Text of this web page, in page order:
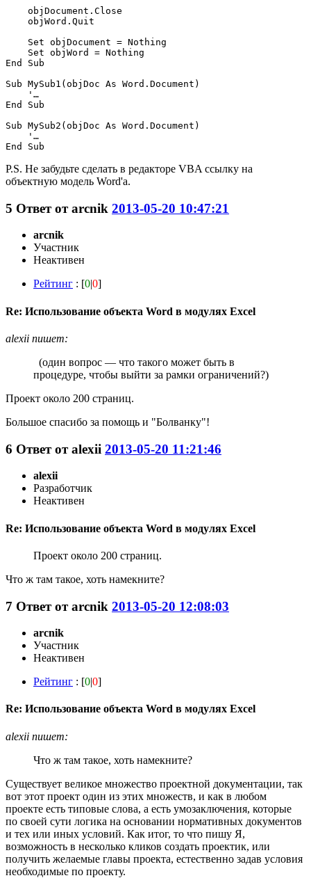
    objDocument.Close
    objWord.Quit
    Set objDocument = Nothing
    Set objWord = Nothing
End Sub
Sub MySub1(objDoc As Word.Document)
    '…
End Sub
Sub MySub2(objDoc As Word.Document)
    '…
P.S. Не забудьте сделать в редакторе VBA ссылку на
объектную модель Word'а.
5 Ответ отarcnik 2013-05-20 10:47:21
arcnik
Участник
Неактивен
Рейтинг : [0|0]
Re: Использование объекта Word в модулях Excel
alexii пишет:
(один вопрос — что такого может быть в
процедуре, чтобы выйти за рамки ограничений?)
Проект около 200 страниц.
Большое спасибо за помощь и "Болванку"!
6 Ответ отalexii 2013-05-20 11:21:46
alexii
Разработчик
Неактивен
Re: Использование объекта Word в модулях Excel
Проект около 200 страниц.
Что ж там такое, хоть намекните?
7 Ответ отarcnik 2013-05-20 12:08:03
arcnik
Участник
Неактивен
Рейтинг : [0|0]
Re: Использование объекта Word в модулях Excel
alexii пишет:
Что ж там такое, хоть намекните?
Существует великое множество проектной документации, так
вот этот проект один из этих множеств, и как в любом
проекте есть типовые слова, а есть умозаключения, которые
по своей сути логика на основании нормативных документов
и тех или иных условий. Как итог, то что пишу Я,
возможность в несколько кликов создать проектик, или
получить желаемые главы проекта, естественно задав условия
необходимые по проекту.